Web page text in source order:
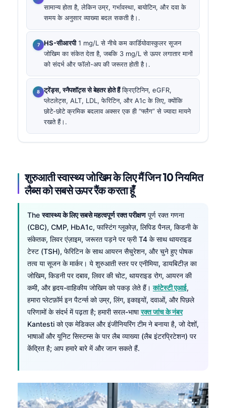
सामान्य होता है, लेकिन उम्र, गर्भावस्था, बायोटिन, और दवा के
समय के अनुसार व्याख्या बदल सकती है।.
HS-सीआरपी1 mg/L से नीचे कम कार्डियोवास्कुलर सूजन
जोखिम का संकेत देता है, जबकि 3 mg/L से ऊपर लगातार मानों
को संदर्भ और फॉलो-अप की जरूरत होती है।.
ट्रेंड्स, स्नैपशॉट्स से बेहतर होते हैंक्रिएटिनिन, eGFR,
प्लेटलेट्स, ALT, LDL, फेरिटिन, और A1c के लिए, क्योंकि
छोटे-छोटे क्रमिक बदलाव अक्सर एक ही “फ्लैग” से ज्यादा मायने
रखते हैं।.
शुरुआती स्वास्थ्य जोखिम के लिए मैं जिन 10 नियमित
लैब्स को सबसे ऊपर रैंक करता हूँ
Theस्वास्थ्य के लिए सबसे महत्वपूर्ण रक्त परीक्षणपूर्ण रक्त गणना
(CBC), CMP, HbA1c, फास्टिंग ग्लूकोज़, लिपिड पैनल, किडनी के
संकेतक, लिवर एंज़ाइम, जरूरत पड़ने पर फ्री T4 के साथ थायराइड
टेस्ट (TSH), फेरिटिन के साथ आयरन सैचुरेशन, और चुने हुए पोषक
तत्व या सूजन के मार्कर। ये शुरुआती स्तर पर एनीमिया, डायबिटीज़ का
जोखिम, किडनी पर दबाव, लिवर की चोट, थायराइड रोग, आयरन की
कमी, और हृदय-वाहिकीय जोखिम को पकड़ लेते हैं।कांटेस्टी एआई,
हमारा प्लेटफ़ॉर्म इन पैटर्न्स को उम्र, लिंग, इकाइयों, दवाओं, और पिछले
परिणामों के संदर्भ में पढ़ता है; हमारी सरल-भाषारक्त जांच के नंबर
Kantesti को एक मेडिकल और इंजीनियरिंग टीम ने बनाया है, जो देशों,
भाषाओं और यूनिट सिस्टम्स के पार लैब व्याख्या (लैब इंटरप्रिटेशन) पर
केंद्रित है; आप हमारे बारे में और जान सकते हैं.